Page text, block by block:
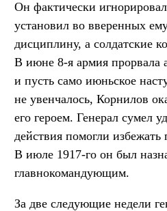
Он фактически
установил во вверенных
дисциплину, а солдатские
В июне 8-я армия прорвала
и пусть само июньское
не увенчалось, Корнилов
его героем. Генерал сумел
действия помогли
В июле 1917-го он был
главнокомандующим.
За две следующие недели